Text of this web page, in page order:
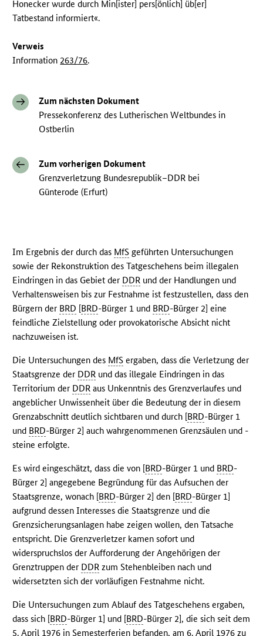
Honecker wurde durch Min[ister] pers[önlich] üb[er]
Tatbestand informiert«.
Verweis
Information 263/76.
Zum nächsten Dokument
Pressekonferenz des Lutherischen Weltbundes in
Ostberlin
Zum vorherigen Dokument
Grenzverletzung Bundesrepublik–DDR bei
Günterode (Erfurt)
Im Ergebnis der durch das MfS geführten Untersuchungen
sowie der Rekonstruktion des Tatgeschehens beim illegalen
Eindringen in das Gebiet der DDR und der Handlungen und
Verhaltensweisen bis zur Festnahme ist festzustellen, dass den
Bürgern der BRD [BRD-Bürger 1 und BRD-Bürger 2] eine
feindliche Zielstellung oder provokatorische Absicht nicht
nachzuweisen ist.
Die Untersuchungen des MfS ergaben, dass die Verletzung der
Staatsgrenze der DDR und das illegale Eindringen in das
Territorium der DDR aus Unkenntnis des Grenzverlaufes und
angeblicher Unwissenheit über die Bedeutung der in diesem
Grenzabschnitt deutlich sichtbaren und durch [BRD-Bürger 1
und BRD-Bürger 2] auch wahrgenommenen Grenzsäulen und -
steine erfolgte.
Es wird eingeschätzt, dass die von [BRD-Bürger 1 und BRD-
Bürger 2] angegebene Begründung für das Aufsuchen der
Staatsgrenze, wonach [BRD-Bürger 2] den [BRD-Bürger 1]
aufgrund dessen Interesses die Staatsgrenze und die
Grenzsicherungsanlagen habe zeigen wollen, den Tatsache
entspricht. Die Grenzverletzer kamen sofort und
widerspruchslos der Aufforderung der Angehörigen der
Grenztruppen der DDR zum Stehenbleiben nach und
widersetzten sich der vorläufigen Festnahme nicht.
Die Untersuchungen zum Ablauf des Tatgeschehens ergaben,
dass sich [BRD-Bürger 1] und [BRD-Bürger 2], die sich seit dem
5. April 1976 in Semesterferien befanden, am 6. April 1976 zu